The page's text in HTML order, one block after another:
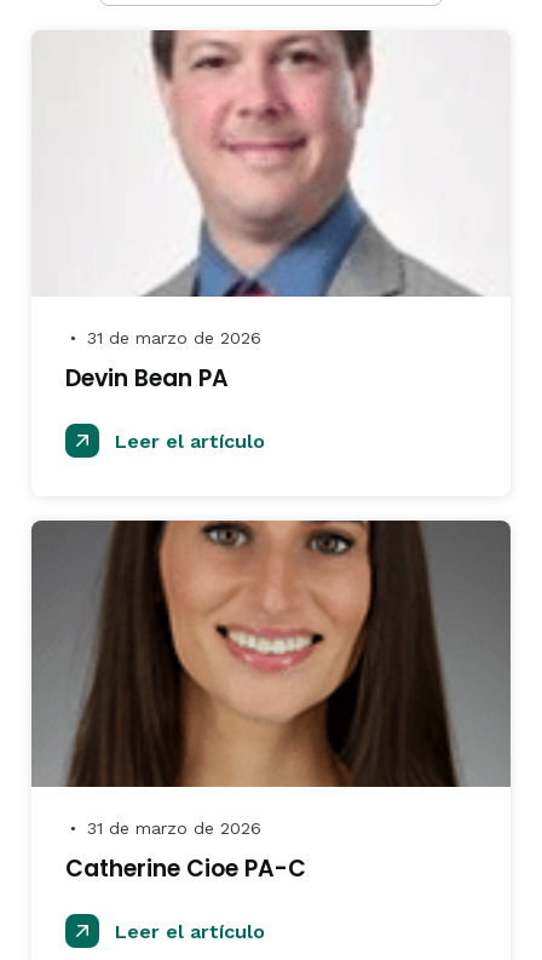
● 31 de marzo de 2026
Devin Bean PA
Leer el artículo
● 31 de marzo de 2026
Catherine Cioe PA-C
Leer el artículo